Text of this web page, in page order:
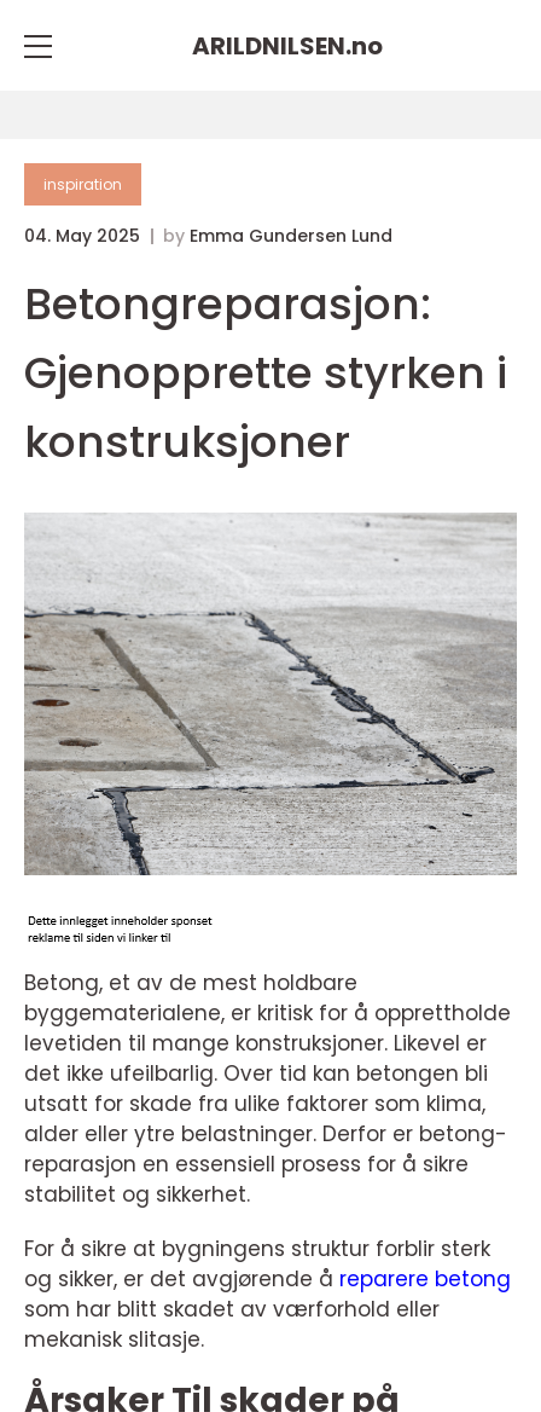
ARILDNILSEN.no
inspiration
04. May 2025 by Emma Gundersen Lund
Betongreparasjon:
Gjenopprette styrken i
konstruksjoner
Betong, et av de mest holdbare
byggematerialene, er kritisk for å opprettholde
levetiden til mange konstruksjoner. Likevel er
det ikke ufeilbarlig. Over tid kan betongen bli
utsatt for skade fra ulike faktorer som klima,
alder eller ytre belastninger. Derfor er betong-
reparasjon en essensiell prosess for å sikre
stabilitet og sikkerhet.
For å sikre at bygningens struktur forblir sterk
og sikker, er det avgjørende å reparere betong
som har blitt skadet av værforhold eller
mekanisk slitasje.
Årsaker Til skader på